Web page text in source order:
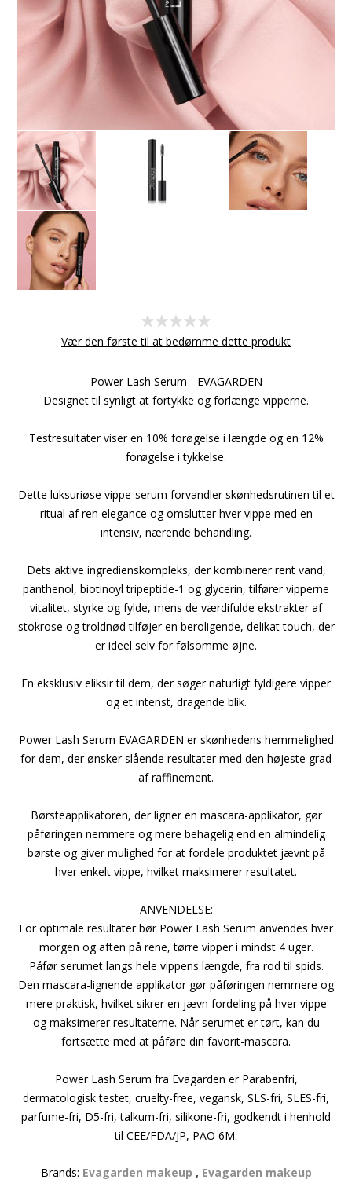
Vær den første til at bedømme dette produkt
Power Lash Serum - EVAGARDEN
Designet til synligt at fortykke og forlænge vipperne.
Testresultater viser en 10% forøgelse i længde og en 12%
forøgelse i tykkelse.
Dette luksuriøse vippe-serum forvandler skønhedsrutinen til et
ritual af ren elegance og omslutter hver vippe med en
intensiv, nærende behandling.
Dets aktive ingredienskompleks, der kombinerer rent vand,
panthenol, biotinoyl tripeptide-1 og glycerin, tilfører vipperne
vitalitet, styrke og fylde, mens de værdifulde ekstrakter af
stokrose og troldnød tilføjer en beroligende, delikat touch, der
er ideel selv for følsomme øjne.
En eksklusiv eliksir til dem, der søger naturligt fyldigere vipper
og et intenst, dragende blik.
Power Lash Serum EVAGARDEN er skønhedens hemmelighed
for dem, der ønsker slående resultater med den højeste grad
af raffinement.
Børsteapplikatoren, der ligner en mascara-applikator, gør
påføringen nemmere og mere behagelig end en almindelig
børste og giver mulighed for at fordele produktet jævnt på
hver enkelt vippe, hvilket maksimerer resultatet.
ANVENDELSE:
For optimale resultater bør Power Lash Serum anvendes hver
morgen og aften på rene, tørre vipper i mindst 4 uger.
Påfør serumet langs hele vippens længde, fra rod til spids.
Den mascara-lignende applikator gør påføringen nemmere og
mere praktisk, hvilket sikrer en jævn fordeling på hver vippe
og maksimerer resultaterne. Når serumet er tørt, kan du
fortsætte med at påføre din favorit-mascara.
Power Lash Serum fra Evagarden er Parabenfri,
dermatologisk testet, cruelty-free, vegansk, SLS-fri, SLES-fri,
parfume-fri, D5-fri, talkum-fri, silikone-fri, godkendt i henhold
til CEE/FDA/JP, PAO 6M.
Brands: Evagarden makeup , Evagarden makeup